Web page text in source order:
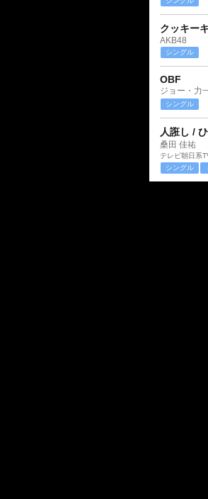
クッキー
AKB48
シングル
OBF
ジョー・力
シングル
人誑し /
桑田 佳祐
テレビ朝日系
シングル